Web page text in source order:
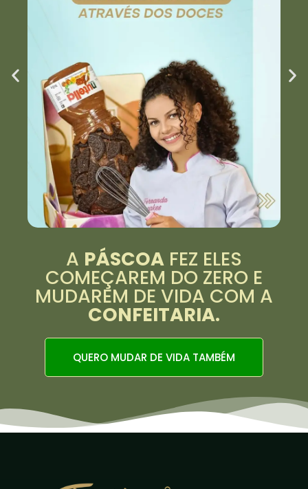
A PÁSCOA FEZ ELES
COMEÇAREM DO ZERO E
MUDAREM DE VIDA COM A
CONFEITARIA.
QUERO MUDAR DE VIDA TAMBÉM